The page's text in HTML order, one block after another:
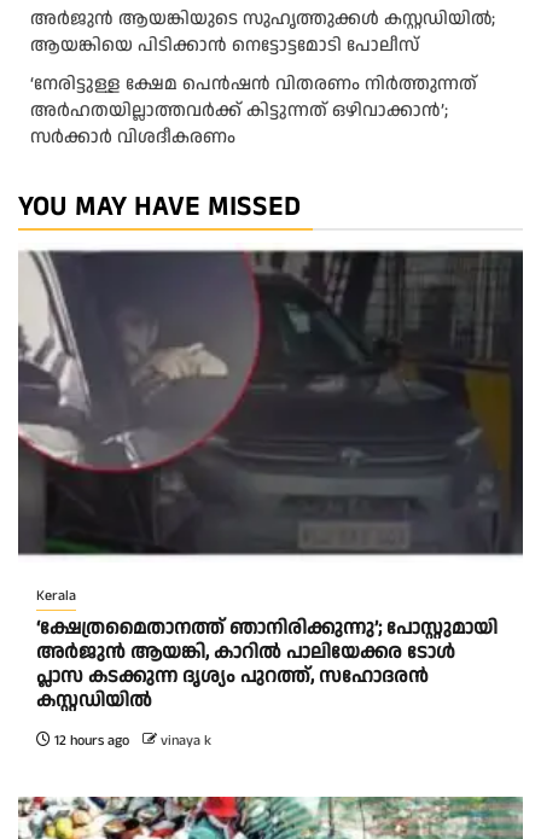
അർജുൻ ആയങ്കിയുടെ സുഹൃത്തുക്കൾ കസ്റ്റഡിയിൽ;
ആയങ്കിയെ പിടിക്കാൻ നെട്ടോട്ടമോടി പോലീസ്
‘നേരിട്ടുള്ള ക്ഷേമ പെൻഷൻ വിതരണം നി‍‍ർത്തുന്നത്
അർഹതയില്ലാത്തവർക്ക് കിട്ടുന്നത് ഒഴിവാക്കാൻ’;
സർക്കാ‍ർ വിശദീകരണം
YOU MAY HAVE MISSED
Kerala
‘ക്ഷേത്രമൈതാനത്ത് ഞാനിരിക്കുന്നു’; പോസ്റ്റുമായി
അർജുൻ ആയങ്കി, കാറിൽ പാലിയേക്കര ടോൾ
പ്ലാസ കടക്കുന്ന ദൃശ്യം പുറത്ത്, സഹോദരൻ
കസ്റ്റഡിയിൽ
12 hours ago vinaya k